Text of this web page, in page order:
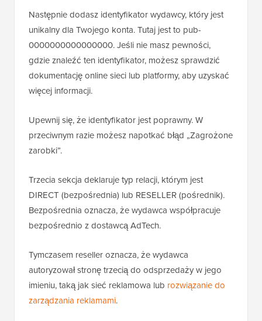
Następnie dodasz identyfikator wydawcy, który jest
unikalny dla Twojego konta. Tutaj jest to pub-
0000000000000000. Jeśli nie masz pewności,
gdzie znaleźć ten identyfikator, możesz sprawdzić
dokumentację online sieci lub platformy, aby uzyskać
więcej informacji.
Upewnij się, że identyfikator jest poprawny. W
przeciwnym razie możesz napotkać błąd „Zagrożone
zarobki”.
Trzecia sekcja deklaruje typ relacji, którym jest
DIRECT (bezpośrednia) lub RESELLER (pośrednik).
Bezpośrednia oznacza, że wydawca współpracuje
bezpośrednio z dostawcą AdTech.
Tymczasem reseller oznacza, że wydawca
autoryzował stronę trzecią do odsprzedaży w jego
imieniu, taką jak sieć reklamowa lub rozwiązanie do
zarządzania reklamami.